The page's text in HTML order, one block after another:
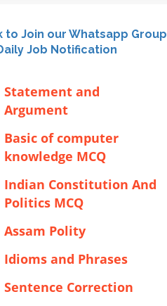
to Join our Whatsapp Group
Job Notification
Statement and
Argument
Basic of computer
knowledge MCQ
Indian Constitution And
Politics MCQ
Assam Polity
Idioms and Phrases
Sentence Correction